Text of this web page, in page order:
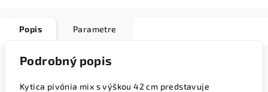
Popis Parametre
Podrobný popis
Kytica pivónia mix s výškou 42 cm predstavuje